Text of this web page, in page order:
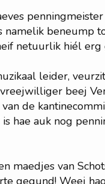
namelik beneump
netuurlik hiél erg
leider,
beej
de
hae auk nog
maedjes van
gegund! Weej